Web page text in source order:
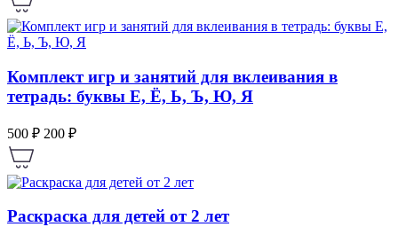
Комплект игр и занятий для вклеивания в
тетрадь: буквы Е, Ё, Ь, Ъ, Ю, Я
500 ₽ 200 ₽
Раскраска для детей от 2 лет